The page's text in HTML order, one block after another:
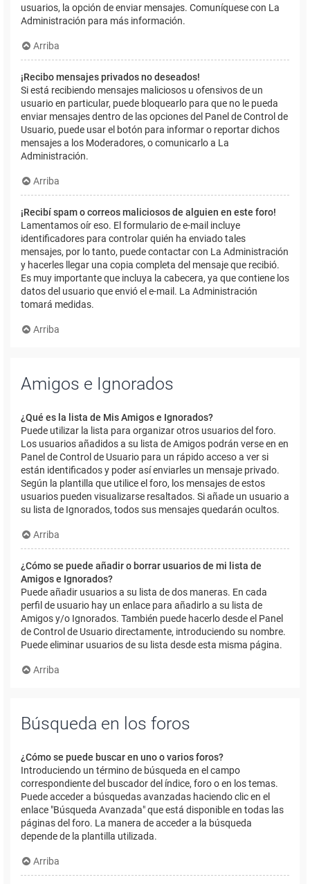
usuarios, la opción de enviar mensajes. Comuníquese con La
Administración para más información.
Arriba
¡Recibo mensajes privados no deseados!
Si está recibiendo mensajes maliciosos u ofensivos de un
usuario en particular, puede bloquearlo para que no le pueda
enviar mensajes dentro de las opciones del Panel de Control de
Usuario, puede usar el botón para informar o reportar dichos
mensajes a los Moderadores, o comunicarlo a La
Administración.
Arriba
¡Recibí spam o correos maliciosos de alguien en este foro!
Lamentamos oír eso. El formulario de e-mail incluye
identificadores para controlar quién ha enviado tales
mensajes, por lo tanto, puede contactar con La Administración
y hacerles llegar una copia completa del mensaje que recibió.
Es muy importante que incluya la cabecera, ya que contiene los
datos del usuario que envió el e-mail. La Administración
tomará medidas.
Arriba
Amigos e Ignorados
¿Qué es la lista de Mis Amigos e Ignorados?
Puede utilizar la lista para organizar otros usuarios del foro.
Los usuarios añadidos a su lista de Amigos podrán verse en en
Panel de Control de Usuario para un rápido acceso a ver si
están identificados y poder así enviarles un mensaje privado.
Según la plantilla que utilice el foro, los mensajes de estos
usuarios pueden visualizarse resaltados. Si añade un usuario a
su lista de Ignorados, todos sus mensajes quedarán ocultos.
Arriba
¿Cómo se puede añadir o borrar usuarios de mi lista de
Amigos e Ignorados?
Puede añadir usuarios a su lista de dos maneras. En cada
perfil de usuario hay un enlace para añadirlo a su lista de
Amigos y/o Ignorados. También puede hacerlo desde el Panel
de Control de Usuario directamente, introduciendo su nombre.
Puede eliminar usuarios de su lista desde esta misma página.
Arriba
Búsqueda en los foros
¿Cómo se puede buscar en uno o varios foros?
Introduciendo un término de búsqueda en el campo
correspondiente del buscador del índice, foro o en los temas.
Puede acceder a búsquedas avanzadas haciendo clic en el
enlace "Búsqueda Avanzada" que está disponible en todas las
páginas del foro. La manera de acceder a la búsqueda
depende de la plantilla utilizada.
Arriba